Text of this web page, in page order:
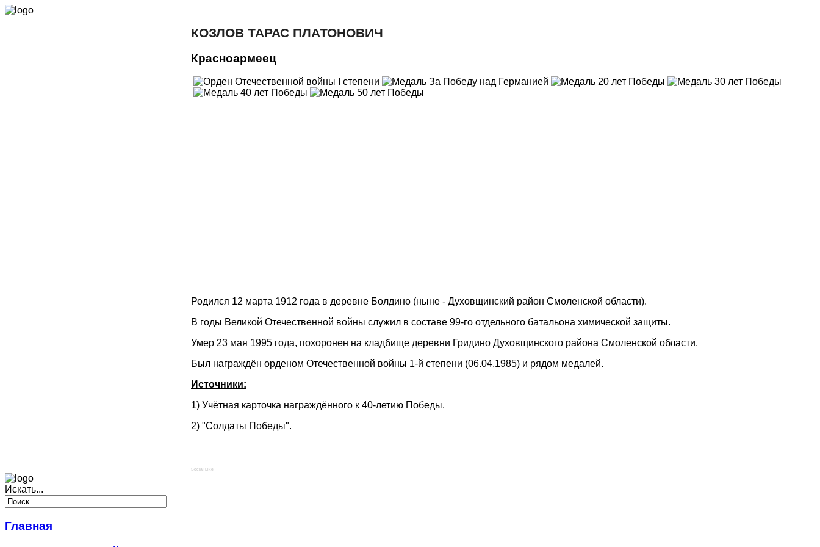
КОЗЛОВ ТАРАС ПЛАТОНОВИЧ
Красноармеец
Родился 12 марта 1912 года в деревне Болдино (ныне - Духовщинский район Смоленской области).
В годы Великой Отечественной войны служил в составе 99-го отдельного батальона химической защиты.
Умер 23 мая 1995 года, похоронен на кладбище деревни Гридино Духовщинского района Смоленской области.
Был награждён орденом Отечественной войны 1-й степени (06.04.1985) и рядом медалей.
Источники:
1) Учётная карточка награждённого к 40-летию Победы.
2) "Солдаты Победы".
Social Like
Искать...
Главная